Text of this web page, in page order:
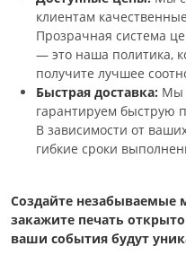
клиентам
Прозрачная система
— это наша политика,
получите лучшее
Быстрая доставка: Мы
гарантируем быструю
В зависимости от
гибкие сроки
Создайте
закажите печать
ваши события будут